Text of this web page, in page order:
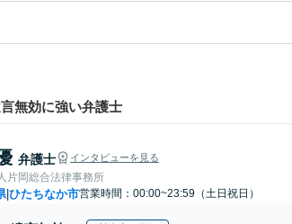
無効に強い弁護士
弁護士 インタビューを見る
片岡総合法律事務所
|ひたちなか市営業時間：00:00~23:59（土日祝日）